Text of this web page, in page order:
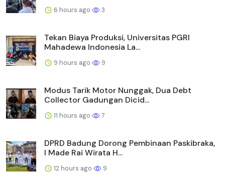
6 hours ago 3
Tekan Biaya Produksi, Universitas PGRI
Mahadewa Indonesia La...
9 hours ago 9
Modus Tarik Motor Nunggak, Dua Debt
Collector Gadungan Dicid...
11 hours ago 7
DPRD Badung Dorong Pembinaan Paskibraka,
I Made Rai Wirata H...
12 hours ago 9